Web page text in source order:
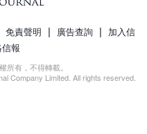
免責聲明 | 廣告查詢 | 加入信
報
所有，不得轉載。
Company Limited. All rights reserved.